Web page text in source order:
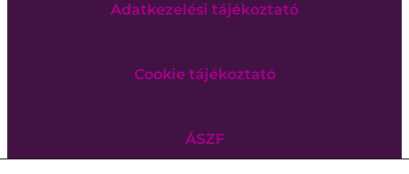
Adatkezelési tájékoztató
Cookie tájékoztató
ÁSZF